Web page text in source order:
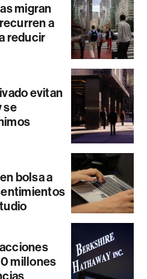
migran
a
reducir
evitan
se
bolsa a
millones